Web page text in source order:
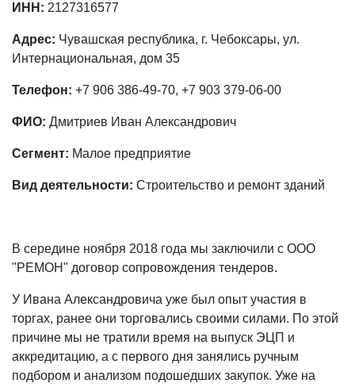
ИНН: 2127316577
Адрес: Чувашская республика, г. Чебоксары, ул.
Интернациональная, дом 35
Телефон: +7 906 386-49-70, +7 903 379-06-00
ФИО: Дмитриев Иван Александрович
Сегмент: Малое предприятие
Вид деятельности: Строительство и ремонт зданий
В середине ноября 2018 года мы заключили с ООО
"РЕМОН" договор сопровождения тендеров.
У Ивана Александровича уже был опыт участия в
торгах, ранее они торговались своими силами. По этой
причине мы не тратили время на выпуск ЭЦП и
аккредитацию, а с первого дня занялись ручным
подбором и анализом подошедших закупок. Уже на